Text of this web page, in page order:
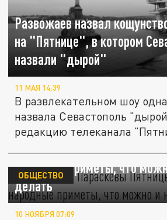
Развожаев назвал
на "Пятнице", в котором
назвали "дырой"
11 МАЯ 14:39
В развлекательном шоу
назвала Севастополь
редакцию телеканала
День святой Параскевы
народные приметы, что
делать
ОБЩЕСТВО
10 НОЯБРЯ 07:09